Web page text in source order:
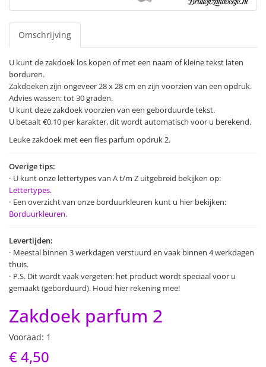
Omschrijving
U kunt de zakdoek los kopen of met een naam of kleine tekst laten
borduren.
Zakdoeken zijn ongeveer 28 x 28 cm en zijn voorzien van een opdruk.
Advies wassen: tot 30 graden.
U kunt deze zakdoek voorzien van een geborduurde tekst.
U betaalt €0,10 per karakter, dit wordt automatisch voor u berekend.
Leuke zakdoek met een fles parfum opdruk 2.
Overige tips:
U kunt onze lettertypes van A t/m Z uitgebreid bekijken op:
Lettertypes.
Een overzicht van onze borduurkleuren kunt u hier bekijken:
Borduurkleuren.
Levertijden:
Meestal binnen 3 werkdagen verstuurd en vaak binnen 4 werkdagen
thuis.
P.S. Dit wordt vaak vergeten: het product wordt speciaal voor u
gemaakt (geborduurd). Houd hier rekening mee!
Zakdoek parfum 2
Vooraad: 1
€ 4,50